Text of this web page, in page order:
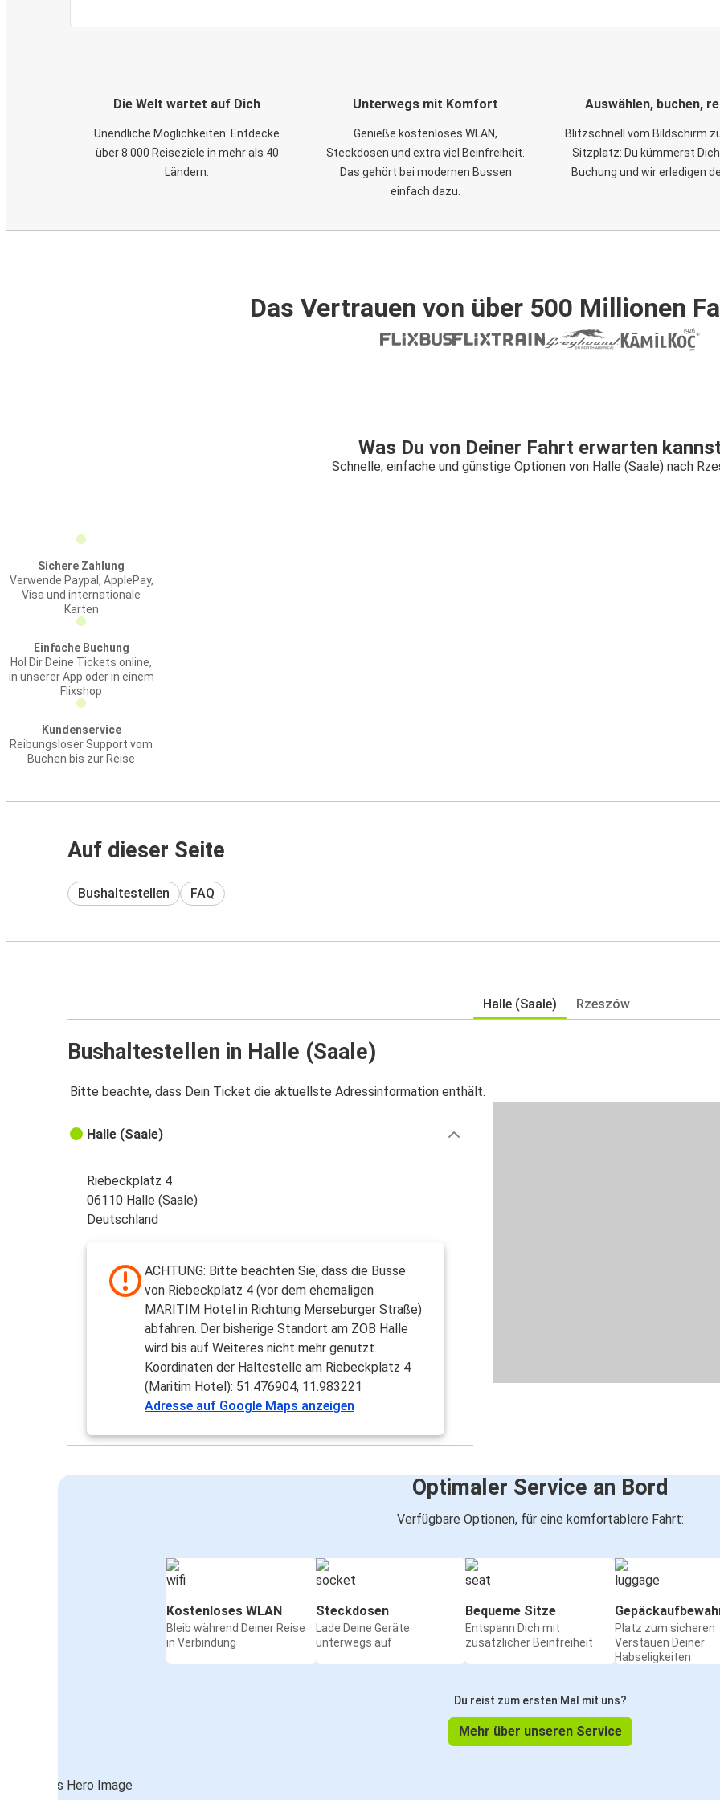
Die Welt wartet auf Dich
Unendliche Möglichkeiten: Entdecke
über 8.000 Reiseziele in mehr als 40
Ländern.
Unterwegs mit Komfort
Genieße kostenloses WLAN,
Steckdosen und extra viel Beinfreiheit.
Das gehört bei modernen Bussen
einfach dazu.
Auswählen, buchen,
Blitzschnell vom Bildschirm
Sitzplatz: Du kümmerst
Buchung und wir erledigen
Das Vertrauen von über 500 Millionen
Was Du von Deiner Fahrt erwarten kannst
Schnelle, einfache und günstige Optionen von Halle (Saale) nach
Sichere Zahlung
Verwende Paypal, ApplePay,
Visa und internationale
Karten
Einfache Buchung
Hol Dir Deine Tickets online,
in unserer App oder in einem
Flixshop
Kundenservice
Reibungsloser Support vom
Buchen bis zur Reise
Auf dieser Seite
Bushaltestellen FAQ
Halle (Saale) Rzeszów
Bushaltestellen in Halle (Saale)
Bitte beachte, dass Dein Ticket die aktuellste Adressinformation enthält.
Halle (Saale)
Riebeckplatz 4
06110 Halle (Saale)
Deutschland
ACHTUNG: Bitte beachten Sie, dass die Busse
von Riebeckplatz 4 (vor dem ehemaligen
MARITIM Hotel in Richtung Merseburger Straße)
abfahren. Der bisherige Standort am ZOB Halle
wird bis auf Weiteres nicht mehr genutzt.
Koordinaten der Haltestelle am Riebeckplatz 4
(Maritim Hotel): 51.476904, 11.983221
Adresse auf Google Maps anzeigen
Optimaler Service an Bord
Verfügbare Optionen, für eine komfortablere Fahrt:
Kostenloses WLAN
Bleib während Deiner Reise
in Verbindung
Steckdosen
Lade Deine Geräte
unterwegs auf
Bequeme Sitze
Entspann Dich mit
zusätzlicher Beinfreiheit
Platz zum sicheren
Verstauen Deiner
Habseligkeiten
Du reist zum ersten Mal mit uns?
Mehr über unseren Service